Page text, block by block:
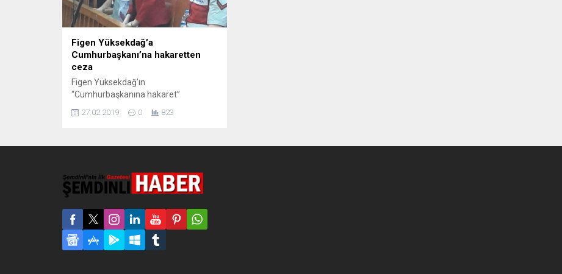
Figen Yüksekdağ’a
Cumhurbaşkanı’na hakaretten
ceza
Figen Yüksekdağ’ın
“Cumhurbaşkanına hakaret”
Genel Başkanı Figen Yüksekdağ’a
müvekkilin savunmasını burada
alınması gerektiğini talep ettiklerini ve
Serdar ayrıca Ankara 23. Asliye
Ceza...
27.02.2019 0 823